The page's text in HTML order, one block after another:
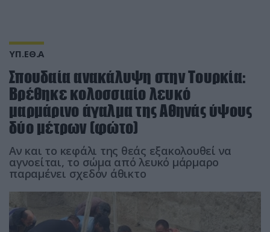
ΥΠ.ΕΘ.Α
Σπουδαία ανακάλυψη στην Τουρκία:
Βρέθηκε κολοσσιαίο λευκό
μαρμάρινο άγαλμα της Αθηνάς ύψους
δύο μέτρων (φώτο)
Αν και το κεφάλι της θεάς εξακολουθεί να
αγνοείται, το σώμα από λευκό μάρμαρο
παραμένει σχεδόν άθικτο